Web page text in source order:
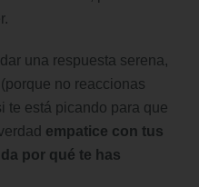
una respuesta serena,
no reaccionas
te está picando para que
empatice con tus
por qué te has